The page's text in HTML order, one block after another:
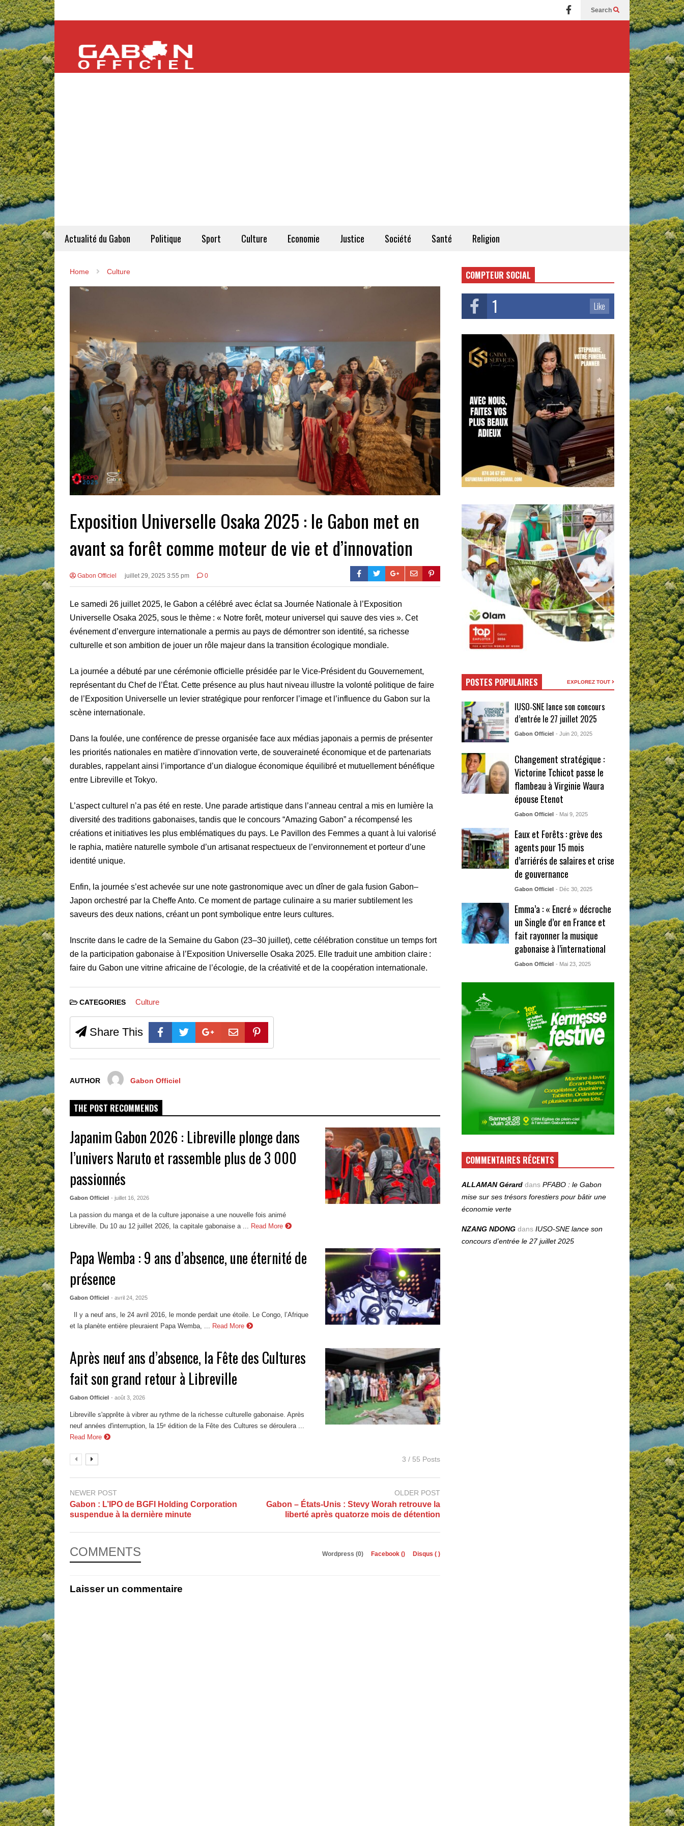
Search
Actualité du Gabon Politique Sport Culture Economie Justice Société Santé Religion
Home Culture
Exposition Universelle Osaka 2025 : le Gabon met en
avant sa forêt comme moteur de vie et d’innovation
Gabon Officiel juillet 29, 2025 3:55 pm 0
Le samedi 26 juillet 2025, le Gabon a célébré avec éclat sa Journée Nationale à l’Exposition
Universelle Osaka 2025, sous le thème : « Notre forêt, moteur universel qui sauve des vies ». Cet
événement d’envergure internationale a permis au pays de démontrer son identité, sa richesse
culturelle et son ambition de jouer un rôle majeur dans la transition écologique mondiale.
La journée a débuté par une cérémonie officielle présidée par le Vice-Président du Gouvernement,
représentant du Chef de l’État. Cette présence au plus haut niveau illustre la volonté politique de faire
de l’Exposition Universelle un levier stratégique pour renforcer l’image et l’influence du Gabon sur la
scène internationale.
Dans la foulée, une conférence de presse organisée face aux médias japonais a permis de présenter
les priorités nationales en matière d’innovation verte, de souveraineté économique et de partenariats
durables, rappelant ainsi l’importance d’un dialogue économique équilibré et mutuellement bénéfique
entre Libreville et Tokyo.
L’aspect culturel n’a pas été en reste. Une parade artistique dans l’anneau central a mis en lumière la
diversité des traditions gabonaises, tandis que le concours “Amazing Gabon” a récompensé les
créations et initiatives les plus emblématiques du pays. Le Pavillon des Femmes a quant à lui valorisé
le raphia, matière naturelle symbole d’un artisanat respectueux de l’environnement et porteur d’une
identité unique.
Enfin, la journée s’est achevée sur une note gastronomique avec un dîner de gala fusion Gabon–
Japon orchestré par la Cheffe Anto. Ce moment de partage culinaire a su marier subtilement les
saveurs des deux nations, créant un pont symbolique entre leurs cultures.
Inscrite dans le cadre de la Semaine du Gabon (23–30 juillet), cette célébration constitue un temps fort
de la participation gabonaise à l’Exposition Universelle Osaka 2025. Elle traduit une ambition claire :
faire du Gabon une vitrine africaine de l’écologie, de la créativité et de la coopération internationale.
CATEGORIES Culture
Share This
AUTHOR Gabon Officiel
THE POST RECOMMENDS
Japanim Gabon 2026 : Libreville plonge dans
l’univers Naruto et rassemble plus de 3 000
passionnés
Gabon Officiel - juillet 16, 2026
La passion du manga et de la culture japonaise a une nouvelle fois animé
Libreville. Du 10 au 12 juillet 2026, la capitale gabonaise a ... Read More
Papa Wemba : 9 ans d’absence, une éternité de
présence
Gabon Officiel - avril 24, 2025
Il y a neuf ans, le 24 avril 2016, le monde perdait une étoile. Le Congo, l’Afrique
et la planète entière pleuraient Papa Wemba, ...
Read More
Après neuf ans d’absence, la Fête des Cultures
fait son grand retour à Libreville
Gabon Officiel - août 3, 2026
Libreville s'apprête à vibrer au rythme de la richesse culturelle gabonaise. Après
neuf années d'interruption, la 15ᵉ édition de la Fête des Cultures se déroulera ...
Read More
3 / 55 Posts
NEWER POST
Gabon : L’IPO de BGFI Holding Corporation
suspendue à la dernière minute
OLDER POST
Gabon – États-Unis : Stevy Worah retrouve la
liberté après quatorze mois de détention
COMMENTS Wordpress (0) Facebook () Disqus ( )
Laisser un commentaire
COMPTEUR SOCIAL
1 Like
POSTES POPULAIRES EXPLOREZ TOUT
IUSO‑SNE lance son concours
d’entrée le 27 juillet 2025
Gabon Officiel - Juin 20, 2025
Changement stratégique :
Victorine Tchicot passe le
flambeau à Virginie Waura
épouse Etenot
Gabon Officiel - Mai 9, 2025
Eaux et Forêts : grève des
agents pour 15 mois
d’arriérés de salaires et crise
de gouvernance
Gabon Officiel - Déc 30, 2025
Emma’a : « Encré » décroche
un Single d’or en France et
fait rayonner la musique
gabonaise à l’international
Gabon Officiel - Mai 23, 2025
COMMENTAIRES RÉCENTS
ALLAMAN Gérard dansPFABO : le Gabon
mise sur ses trésors forestiers pour bâtir une
économie verte
NZANG NDONG dansIUSO‑SNE lance son
concours d’entrée le 27 juillet 2025